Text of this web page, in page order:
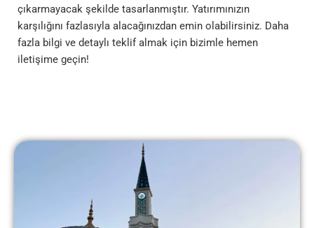
çıkarmayacak şekilde tasarlanmıştır. Yatırımınızın
karşılığını fazlasıyla alacağınızdan emin olabilirsiniz. Daha
fazla bilgi ve detaylı teklif almak için bizimle hemen
iletişime geçin!